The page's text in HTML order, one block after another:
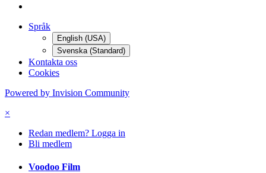
Språk
English (USA)
Svenska (Standard)
Kontakta oss
Cookies
Powered by Invision Community
×
Redan medlem? Logga in
Bli medlem
Voodoo Film